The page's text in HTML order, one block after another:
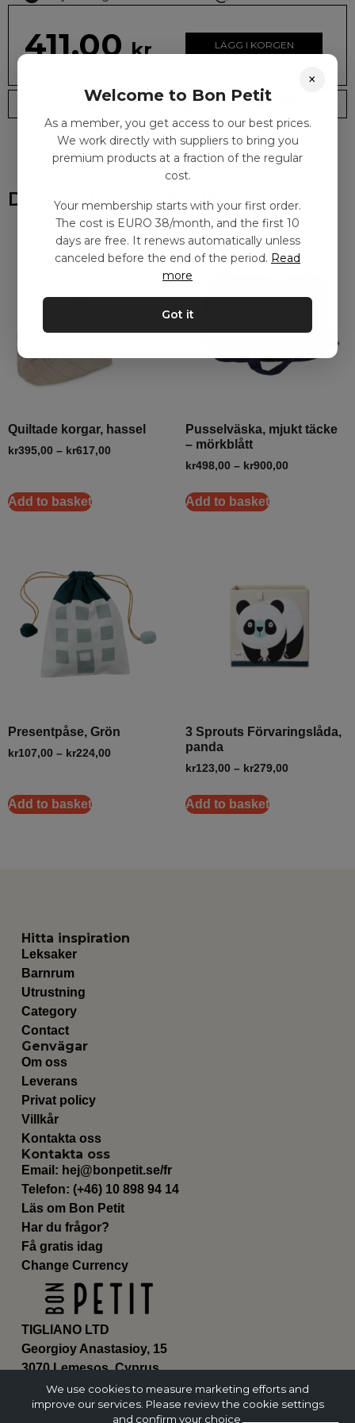
411.00 kr LÄGG I KORGEN
Leveranstid: 2-10 dagar Frakt EURO 4
Du kanske också gillar
Quiltade korgar, hassel
kr395,00 – kr617,00
Add to basket
Pusselväska, mjukt täcke
– mörkblått
kr498,00 – kr900,00
Add to basket
Presentpåse, Grön
kr107,00 – kr224,00
Add to basket
3 Sprouts Förvaringslåda,
panda
kr123,00 – kr279,00
Add to basket
TIGLIANO LTD
Georgioy Anastasioy, 15
3070 Lemesos, Cyprus
ΗΕ 430179
Hitta inspiration
Leksaker
Barnrum
Utrustning
Category
Contact
Genvägar
Om oss
Leverans
Privat policy
Villkår
Kontakta oss
Kontakta oss
Email: hej@bonpetit.se/fr
Telefon: (+46) 10 898 94 14
Läs om Bon Petit
Har du frågor?
Få gratis idag
Change Currency
×
Welcome to Bon Petit
As a member, you get access to our best prices.
We work directly with suppliers to bring you
premium products at a fraction of the regular
cost.
Your membership starts with your first order.
The cost is EURO 38/month, and the first 10
days are free. It renews automatically unless
canceled before the end of the period. Read
more
Got it
We use cookies to measure marketing efforts and
improve our services. Please review the cookie settings
and confirm your choice.